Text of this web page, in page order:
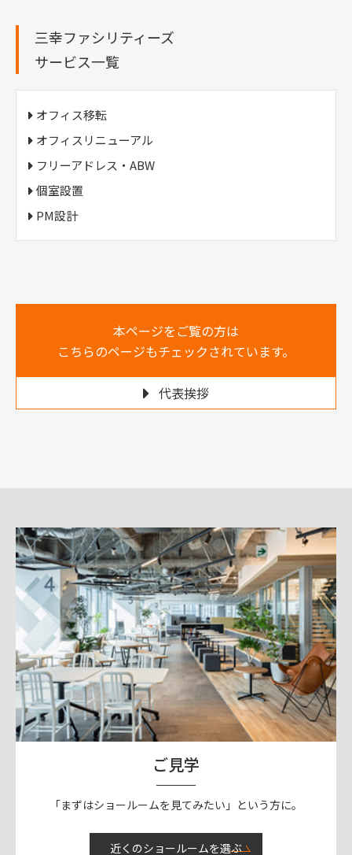
三幸ファシリティーズ
サービス一覧
オフィス移転
オフィスリニューアル
フリーアドレス・ABW
個室設置
PM設計
本ページをご覧の方は
こちらのページもチェックされています。
代表挨拶
ご見学
「まずはショールームを見てみたい」という方に。
近くのショールームを選ぶ